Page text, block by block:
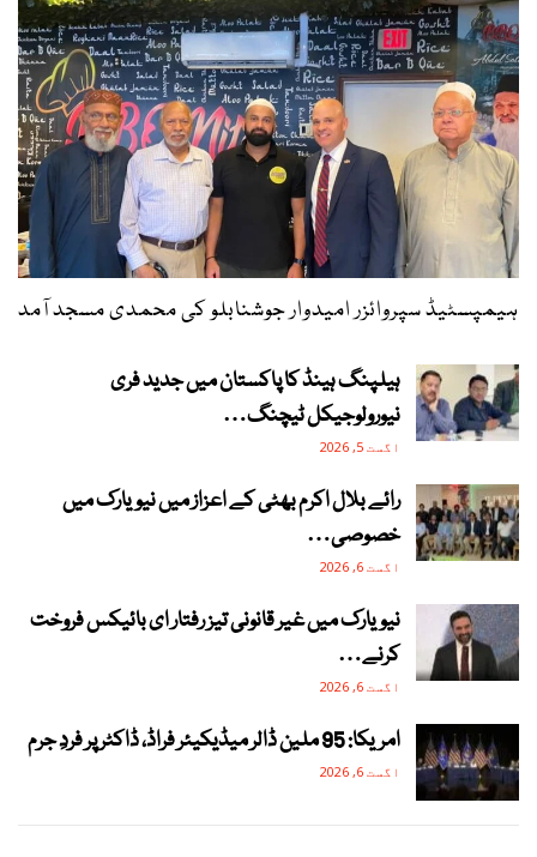
ہیمپسٹیڈ سپروائزر امیدوار جوشنابلو کی محمدی مسجد آمد
ہیلپنگ ہینڈ کا پاکستان میں جدید فری
نیورولوجیکل ٹیچنگ…
اگست 5, 2026
رائے بلال اکرم بھٹی کے اعزاز میں نیویارک میں
خصوصی…
اگست 6, 2026
نیویارک میں غیر قانونی تیز رفتار ای بائیکس فروخت
کرنے…
اگست 6, 2026
امریکا: 95 ملین ڈالر میڈیکیئر فراڈ، ڈاکٹر پر فردِ جرم
اگست 6, 2026